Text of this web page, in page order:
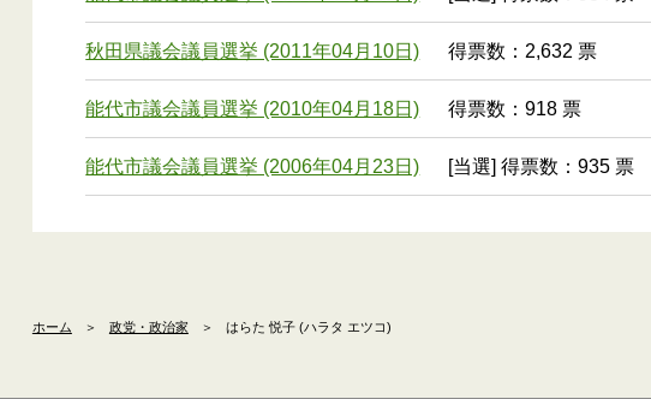
秋田県議会議員選挙 (2011年04月10日) 得票数：2,632 票
能代市議会議員選挙 (2010年04月18日) 得票数：918 票
能代市議会議員選挙 (2006年04月23日) [当選] 得票数：935 票
ホーム ＞ 政党・政治家 ＞ はらた 悦子 (ハラタ エツコ)